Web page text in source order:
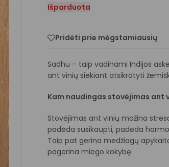
Išparduota
Pridėti prie mėgstamiausių
Sadhu – taip vadinami Indijos
ant vinių siekiant atsikratyti
Kam naudingas stovėjimas ant
Stovėjimas ant vinių mažina
padėda susikaupti, padėda
Taip pat gerina medžiagų
pagerina miego kokybę.